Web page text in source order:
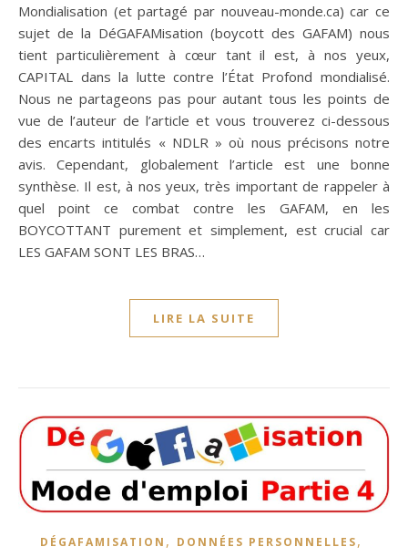
Mondialisation (et partagé par nouveau-monde.ca) car ce
sujet de la DéGAFAMisation (boycott des GAFAM) nous
tient particulièrement à cœur tant il est, à nos yeux,
CAPITAL dans la lutte contre l’État Profond mondialisé.
Nous ne partageons pas pour autant tous les points de
vue de l’auteur de l’article et vous trouverez ci-dessous
des encarts intitulés « NDLR » où nous précisons notre
avis. Cependant, globalement l’article est une bonne
synthèse. Il est, à nos yeux, très important de rappeler à
quel point ce combat contre les GAFAM, en les
BOYCOTTANT purement et simplement, est crucial car
LES GAFAM SONT LES BRAS…
LIRE LA SUITE
DÉGAFAMISATION , DONNÉES PERSONNELLES,